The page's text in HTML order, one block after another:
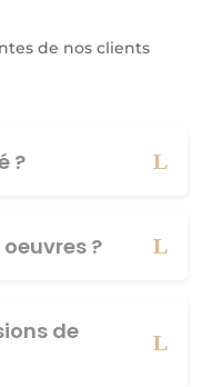
de nos clients
?
?
de